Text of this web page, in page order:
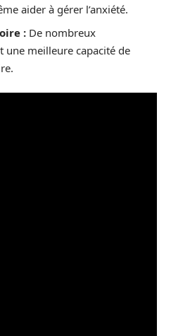
aider à gérer l’anxiété.
: De nombreux
meilleure capacité de